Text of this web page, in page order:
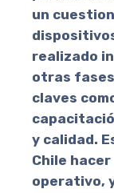
un
realizado
otras
claves
y calidad.
Chile
operativo,